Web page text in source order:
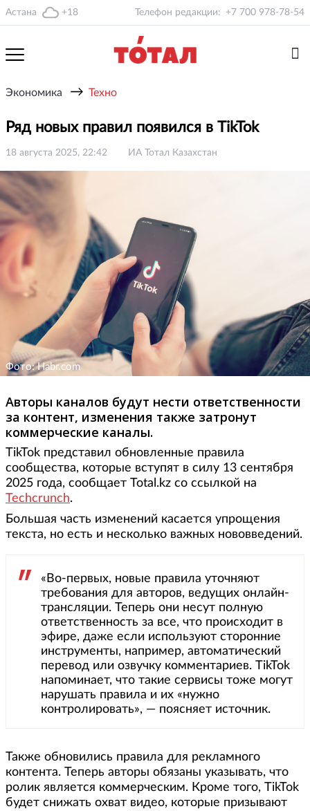
Астана +18 Телефон редакции: +7 700 978-78-54
Экономика → Техно
Ряд новых правил появился в TikTok
18 августа 2025, 22:42 ИА Тотал Казахстан
Фото: Habr.com
Авторы каналов будут нести ответственности
за контент, изменения также затронут
коммерческие каналы.
TikTok представил обновленные правила
сообщества, которые вступят в силу 13 сентября
2025 года, сообщает Total.kz со ссылкой на
Techcrunch.
Большая часть изменений касается упрощения
текста, но есть и несколько важных нововведений.
«Во-первых, новые правила уточняют
требования для авторов, ведущих онлайн-
трансляции. Теперь они несут полную
ответственность за все, что происходит в
эфире, даже если используют сторонние
инструменты, например, автоматический
перевод или озвучку комментариев. TikTok
напоминает, что такие сервисы тоже могут
нарушать правила и их «нужно
контролировать», — поясняет источник.
Также обновились правила для рекламного
контента. Теперь авторы обязаны указывать, что
ролик является коммерческим. Кроме того, TikTok
будет снижать охват видео, которые призывают